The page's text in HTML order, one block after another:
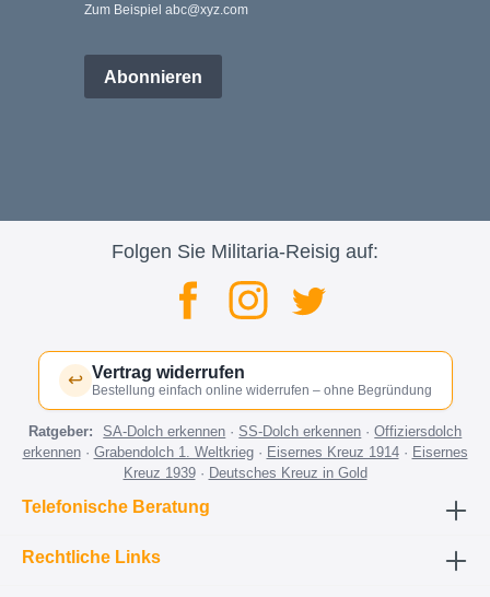
Zum Beispiel abc@xyz.com
Abonnieren
Folgen Sie Militaria-Reisig auf:
↩ Vertrag widerrufen
Bestellung einfach online widerrufen – ohne Begründung
Ratgeber: SA-Dolch erkennen ·SS-Dolch erkennen ·Offiziersdolch
erkennen· Grabendolch 1. Weltkrieg· Eisernes Kreuz 1914· Eisernes
Kreuz 1939· Deutsches Kreuz in Gold
Telefonische Beratung
Rechtliche Links